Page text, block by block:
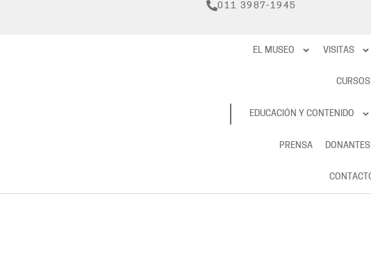
011 3987-1945
RESERVAS
EL MUSEO VISITAS
CURSOS
EDUCACIÓN Y CONTENIDO
PRENSA DONANTES